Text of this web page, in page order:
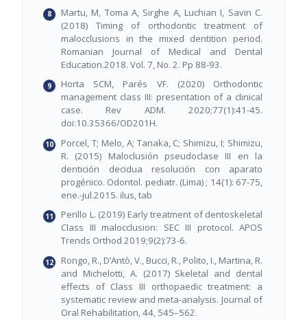
Martu, M, Toma A, Sirghe A, Luchian I, Savin C.
(2018) Timing of orthodontic treatment of
malocclusions in the mixed dentition period.
Romanian Journal of Medical and Dental
Education.2018. Vol. 7, No. 2. Pp 88-93.
Horta SCM, Parés VF. (2020) Orthodontic
management class III: presentation of a clinical
case. Rev ADM. 2020;77(1):41-45.
doi:10.35366/OD201H.
Porcel, T; Melo, A; Tanaka, C; Shimizu, I; Shimizu,
R. (2015) Maloclusión pseudoclase III en la
dentición decidua resolución con aparato
progénico. Odontol. pediatr. (Lima) ; 14(1): 67-75,
ene.-jul.2015. ilus, tab
Perillo L. (2019) Early treatment of dentoskeletal
Class III malocclusion: SEC III protocol. APOS
Trends Orthod 2019;9(2):73-6.
Rongo, R., D’Antò, V., Bucci, R., Polito, I., Martina, R.
and Michelotti, A. (2017) Skeletal and dental
effects of Class III orthopaedic treatment: a
systematic review and meta-analysis. Journal of
Oral Rehabilitation, 44, 545–562.